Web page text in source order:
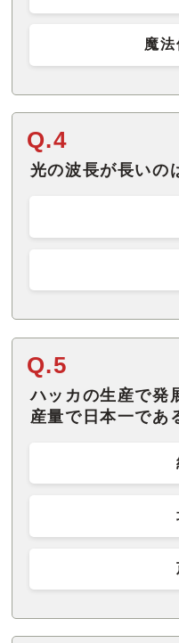
魔法
Q.4
光の波長が長いの
Q.5
ハッカの生産で発
産量で日本一であ